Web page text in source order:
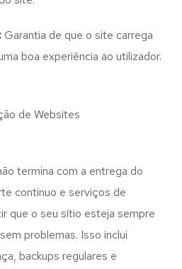
Garantia de que o site carrega
boa experiência ao utilizador.
termina com a entrega do
contínuo e serviços de
que o seu sítio esteja sempre
problemas. Isso inclui
backups regulares e